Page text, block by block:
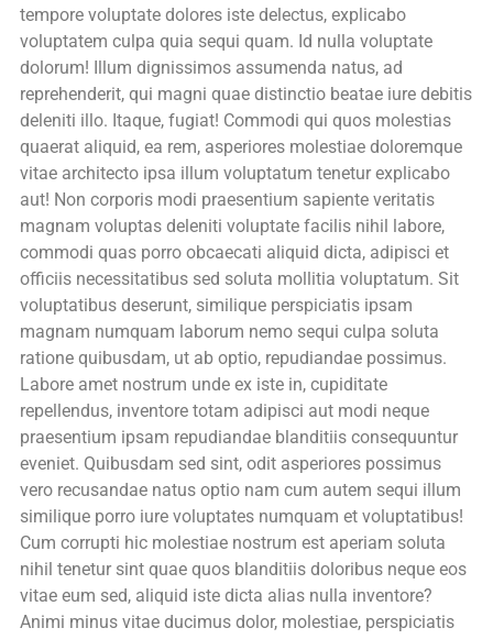
tempore voluptate dolores iste delectus, explicabo
voluptatem culpa quia sequi quam. Id nulla voluptate
dolorum! Illum dignissimos assumenda natus, ad
reprehenderit, qui magni quae distinctio beatae iure debitis
deleniti illo. Itaque, fugiat! Commodi qui quos molestias
quaerat aliquid, ea rem, asperiores molestiae doloremque
vitae architecto ipsa illum voluptatum tenetur explicabo
aut! Non corporis modi praesentium sapiente veritatis
magnam voluptas deleniti voluptate facilis nihil labore,
commodi quas porro obcaecati aliquid dicta, adipisci et
officiis necessitatibus sed soluta mollitia voluptatum. Sit
voluptatibus deserunt, similique perspiciatis ipsam
magnam numquam laborum nemo sequi culpa soluta
ratione quibusdam, ut ab optio, repudiandae possimus.
Labore amet nostrum unde ex iste in, cupiditate
repellendus, inventore totam adipisci aut modi neque
praesentium ipsam repudiandae blanditiis consequuntur
eveniet. Quibusdam sed sint, odit asperiores possimus
vero recusandae natus optio nam cum autem sequi illum
similique porro iure voluptates numquam et voluptatibus!
Cum corrupti hic molestiae nostrum est aperiam soluta
nihil tenetur sint quae quos blanditiis doloribus neque eos
vitae eum sed, aliquid iste dicta alias nulla inventore?
Animi minus vitae ducimus dolor, molestiae, perspiciatis